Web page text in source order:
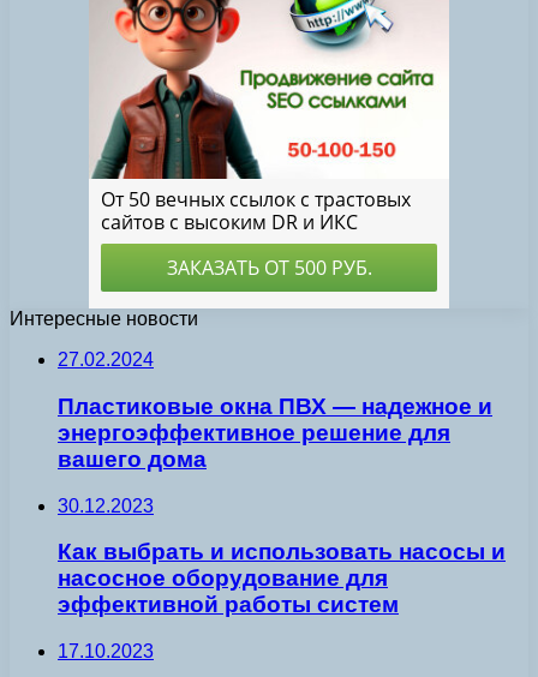
Интересные новости
27.02.2024
Пластиковые окна ПВХ — надежное и
энергоэффективное решение для
вашего дома
30.12.2023
Как выбрать и использовать насосы и
насосное оборудование для
эффективной работы систем
17.10.2023